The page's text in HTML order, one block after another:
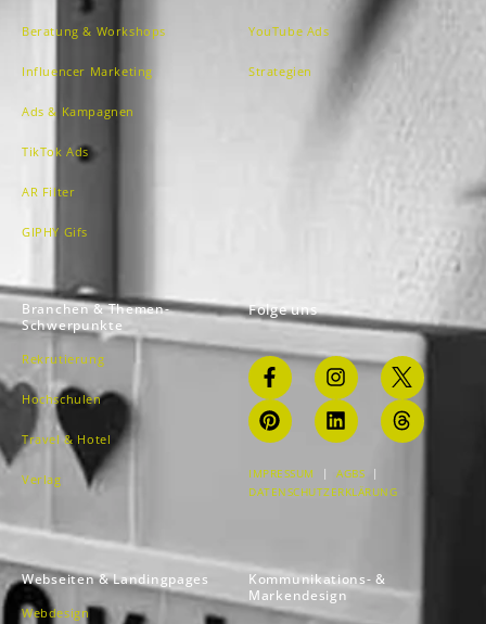
Beratung & Workshops
Influencer Marketing
Ads & Kampagnen
TikTok Ads
AR Filter
GIPHY Gifs
YouTube Ads
Strategien
Branchen & Themen-
Schwerpunkte
Rekrutierung
Hochschulen
Travel & Hotel
Verlag
Folge uns
IMPRESSUM | AGBS |
DATENSCHUTZERKLÄRUNG
Webseiten & Landingpages
Webdesign
Kommunikations- &
Markendesign